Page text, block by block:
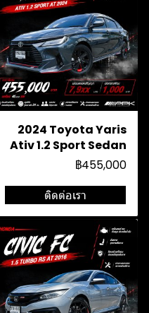
2024 Toyota Yaris
Ativ 1.2 Sport Sedan
฿455,000
ติดต่อเรา